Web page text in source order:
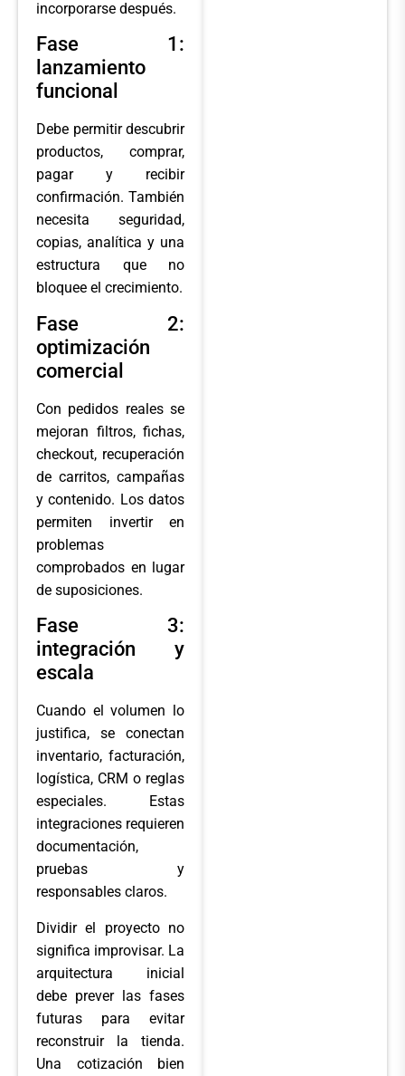
incorporarse después.
Fase 1:
lanzamiento
funcional
Debe permitir descubrir
productos, comprar,
pagar y recibir
confirmación. También
necesita seguridad,
copias, analítica y una
estructura que no
bloquee el crecimiento.
Fase 2:
optimización
comercial
Con pedidos reales se
mejoran filtros, fichas,
checkout, recuperación
de carritos, campañas
y contenido. Los datos
permiten invertir en
problemas
comprobados en lugar
de suposiciones.
Fase 3:
integración y
escala
Cuando el volumen lo
justifica, se conectan
inventario, facturación,
logística, CRM o reglas
especiales. Estas
integraciones requieren
documentación,
pruebas y
responsables claros.
Dividir el proyecto no
significa improvisar. La
arquitectura inicial
debe prever las fases
futuras para evitar
reconstruir la tienda.
Una cotización bien